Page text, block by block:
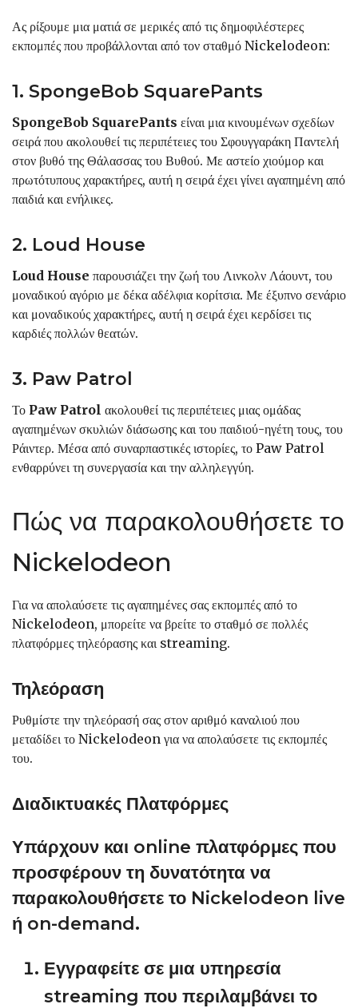
Ας ρίξουμε μια ματιά σε μερικές από τις δημοφιλέστερες
εκπομπές που προβάλλονται από τον σταθμό Nickelodeon:
1. SpongeBob SquarePants
SpongeBob SquarePants είναι μια κινουμένων σχεδίων
σειρά που ακολουθεί τις περιπέτειες του Σφουγγαράκη Παντελή
στον βυθό της Θάλασσας του Βυθού. Με αστείο χιούμορ και
πρωτότυπους χαρακτήρες, αυτή η σειρά έχει γίνει αγαπημένη από
παιδιά και ενήλικες.
2. Loud House
Loud House παρουσιάζει την ζωή του Λινκολν Λάουντ, του
μοναδικού αγόριο με δέκα αδέλφια κορίτσια. Με έξυπνο σενάριο
και μοναδικούς χαρακτήρες, αυτή η σειρά έχει κερδίσει τις
καρδιές πολλών θεατών.
3. Paw Patrol
Το Paw Patrol ακολουθεί τις περιπέτειες μιας ομάδας
αγαπημένων σκυλιών διάσωσης και του παιδιού-ηγέτη τους, του
Ράιντερ. Μέσα από συναρπαστικές ιστορίες, το Paw Patrol
ενθαρρύνει τη συνεργασία και την αλληλεγγύη.
Πώς να παρακολουθήσετε το
Nickelodeon
Για να απολαύσετε τις αγαπημένες σας εκπομπές από το
Nickelodeon, μπορείτε να βρείτε το σταθμό σε πολλές
πλατφόρμες τηλεόρασης και streaming.
Τηλεόραση
Ρυθμίστε την τηλεόρασή σας στον αριθμό καναλιού που
μεταδίδει το Nickelodeon για να απολαύσετε τις εκπομπές
του.
Διαδικτυακές Πλατφόρμες
Υπάρχουν και online πλατφόρμες που
προσφέρουν τη δυνατότητα να
παρακολουθήσετε το Nickelodeon live
ή on-demand.
Εγγραφείτε σε μια υπηρεσία
streaming που περιλαμβάνει το